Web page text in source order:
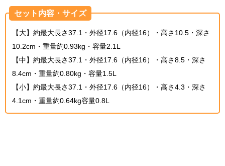
セット内容・サイズ
【大】約最大長さ37.1・外径17.6（内径16）・高さ10.5・深さ
10.2cm・重量約0.93kg・容量2.1L
【中】約最大長さ37.1・外径17.6（内径16）・高さ8.5・深さ
8.4cm・重量約0.80kg・容量1.5L
【小】約最大長さ37.1・外径17.6（内径16）・高さ4.3・深さ
4.1cm・重量約0.64kg容量0.8L